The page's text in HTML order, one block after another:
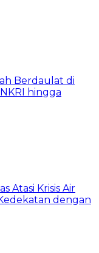
Berdaulat di
hingga
Atasi Krisis Air
dengan